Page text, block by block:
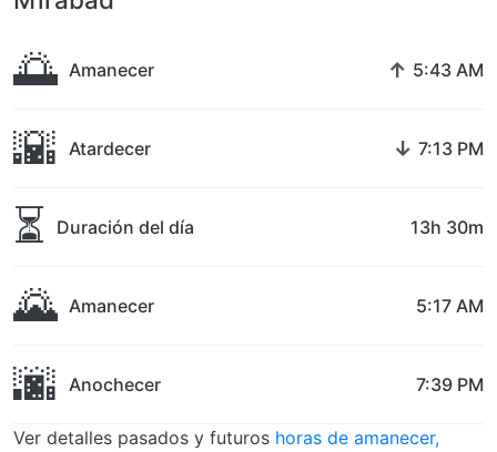
🌅 Amanecer ↑ 5:43 AM
🌇 Atardecer ↓ 7:13 PM
⏳ Duración del día 13h 30m
🌄 Amanecer 5:17 AM
🌆 Anochecer 7:39 PM
Ver detalles pasados y futuros horas de amanecer,